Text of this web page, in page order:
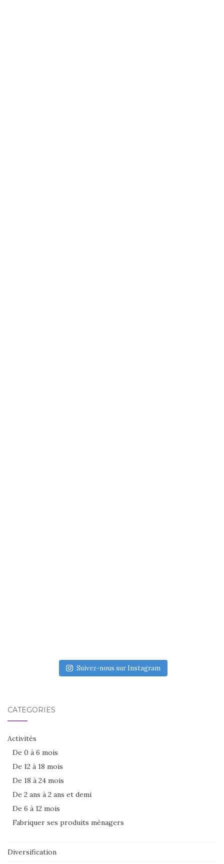
Suivez-nous sur Instagram
CATÉGORIES
Activités
De 0 à 6 mois
De 12 à 18 mois
De 18 à 24 mois
De 2 ans à 2 ans et demi
De 6 à 12 mois
Fabriquer ses produits ménagers
Diversification